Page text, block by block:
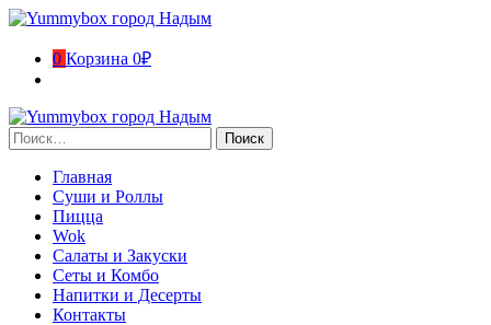
Перейти
содержимому
0 Корзина 0₽
Найти:
Главная
Суши и Роллы
Пицца
Wok
Салаты и Закуски
Сеты и Комбо
Напитки и Десерты
Контакты